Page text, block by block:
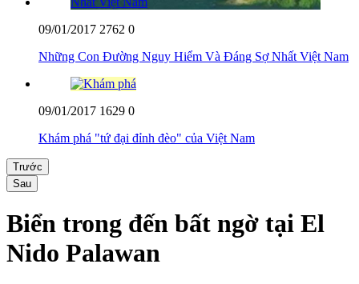
09/01/2017 2762 0
Những Con Đường Nguy Hiểm Và Đáng Sợ Nhất Việt Nam
09/01/2017 1629 0
Khám phá "tứ đại đỉnh đèo" của Việt Nam
Trước
Sau
Biển trong đến bất ngờ tại El
Nido Palawan